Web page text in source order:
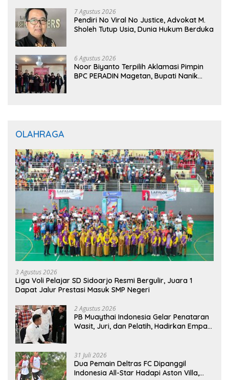
7 Agustus 2026
Pendiri No Viral No Justice, Advokat M.
Sholeh Tutup Usia, Dunia Hukum Berduka
6 Agustus 2026
Noor Biyanto Terpilih Aklamasi Pimpin
BPC PERADIN Magetan, Bupati Nanik
OLAHRAGA
3 Agustus 2026
Liga Voli Pelajar SD Sidoarjo Resmi Bergulir, Juara 1
Dapat Jalur Prestasi Masuk SMP Negeri
2 Agustus 2026
PB Muaythai Indonesia Gelar Penataran
Wasit, Juri, dan Pelatih, Hadirkan Empat
31 Juli 2026
Dua Pemain Deltras FC Dipanggil
Indonesia All-Star Hadapi Aston Villa,